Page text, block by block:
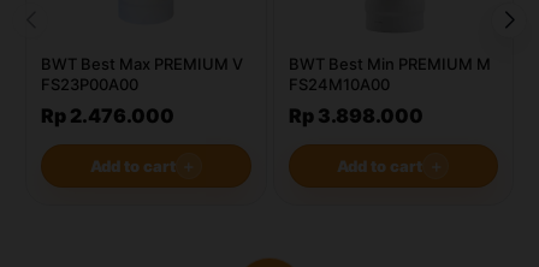
BWT Best Max PREMIUM V
FS23P00A00
Rp 2.476.000
Add to cart ＋
BWT Best Min PREMIUM M
FS24M10A00
Rp 3.898.000
Add to cart ＋